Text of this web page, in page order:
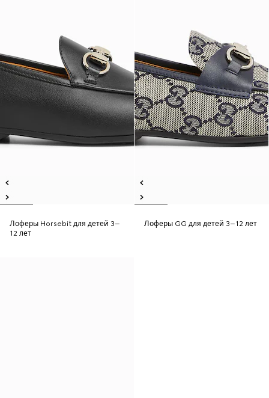
Лоферы Horsebit для детей 3–
12 лет
Лоферы GG для детей 3–12 лет